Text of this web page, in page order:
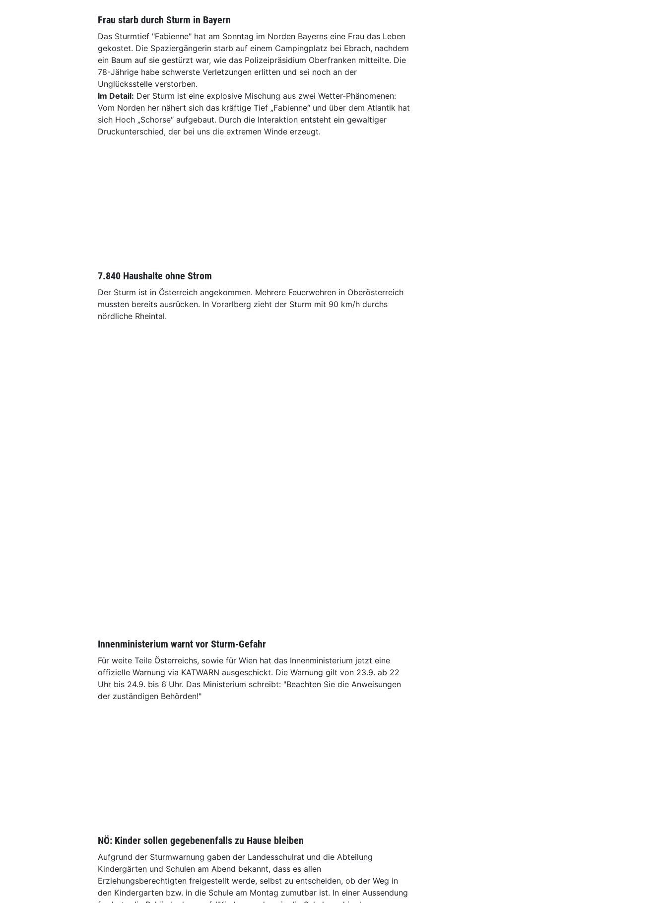
Frau starb durch Sturm in Bayern
Das Sturmtief "Fabienne" hat am Sonntag im Norden Bayerns eine Frau das Leben
gekostet. Die Spaziergängerin starb auf einem Campingplatz bei Ebrach, nachdem
ein Baum auf sie gestürzt war, wie das Polizeipräsidium Oberfranken mitteilte. Die
78-Jährige habe schwerste Verletzungen erlitten und sei noch an der
Unglücksstelle verstorben.
Im Detail: Der Sturm ist eine explosive Mischung aus zwei Wetter-Phänomenen:
Vom Norden her nähert sich das kräftige Tief „Fabienne“ und über dem Atlantik hat
sich Hoch „Schorse“ aufgebaut. Durch die Interaktion entsteht ein gewaltiger
Druckunterschied, der bei uns die extremen Winde erzeugt.
7.840 Haushalte ohne Strom
Der Sturm ist in Österreich angekommen. Mehrere Feuerwehren in Oberösterreich
mussten bereits ausrücken. In Vorarlberg zieht der Sturm mit 90 km/h durchs
nördliche Rheintal.
Innenministerium warnt vor Sturm-Gefahr
Für weite Teile Österreichs, sowie für Wien hat das Innenministerium jetzt eine
offizielle Warnung via KATWARN ausgeschickt. Die Warnung gilt von 23.9. ab 22
Uhr bis 24.9. bis 6 Uhr. Das Ministerium schreibt: "Beachten Sie die Anweisungen
der zuständigen Behörden!"
NÖ: Kinder sollen gegebenenfalls zu Hause bleiben
Aufgrund der Sturmwarnung gaben der Landesschulrat und die Abteilung
Kindergärten und Schulen am Abend bekannt, dass es allen
Erziehungsberechtigten freigestellt werde, selbst zu entscheiden, ob der Weg in
den Kindergarten bzw. in die Schule am Montag zumutbar ist. In einer Aussendung